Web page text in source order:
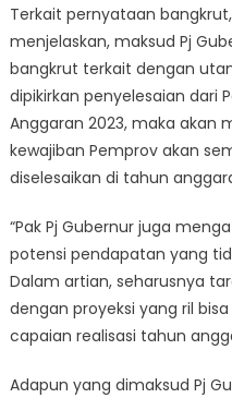
Terkait pernyataan
menjelaskan, maksud Pj
bangkrut terkait dengan
dipikirkan penyelesaian dari
Anggaran 2023, maka akan
kewajiban Pemprov akan
diselesaikan di tahun
“Pak Pj Gubernur juga
potensi pendapatan yang
Dalam artian, seharusnya
dengan proyeksi yang ril
capaian realisasi tahun
Adapun yang dimaksud Pj